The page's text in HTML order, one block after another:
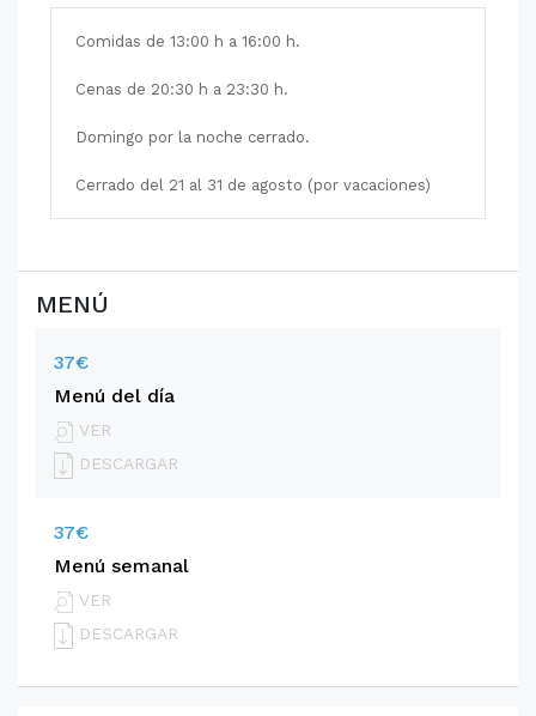
Comidas de 13:00 h a 16:00 h.
Cenas de 20:30 h a 23:30 h.
Domingo por la noche cerrado.
Cerrado del 21 al 31 de agosto (por vacaciones)
MENÚ
37€
Menú del día
VER
DESCARGAR
37€
Menú semanal
VER
DESCARGAR